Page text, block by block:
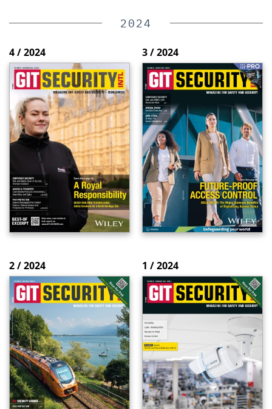
2024
4 / 2024 3 / 2024
2 / 2024 1 / 2024